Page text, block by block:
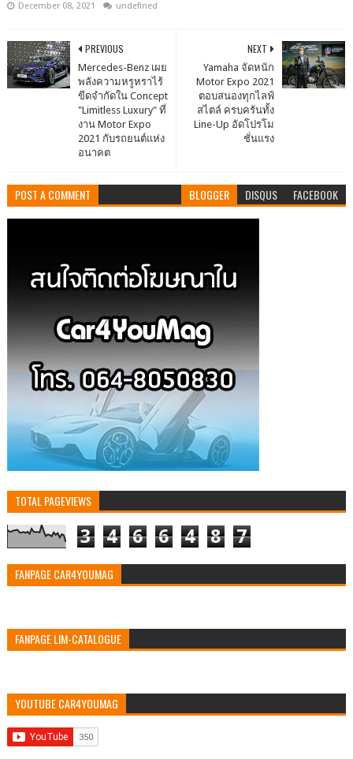
December 08, 2021 undefined
NEXT
Yamaha จัดหนัก
Motor Expo 2021
ตอบสนองทุกไลฟ์
สไตล์ ครบครันทั้ง
Line-Up อัดโปรโม
ชั่นแรง
PREVIOUS
Mercedes-Benz เผย
พลังความหรูหราไร้
ขีดจำกัดใน Concept
"Limitless Luxury" ที่
งาน Motor Expo
2021 กับรถยนต์แห่ง
อนาคต
POST A COMMENT BLOGGER DISQUS FACEBOOK
TOTAL PAGEVIEWS
3 4 6 6 4 8 7
FANPAGE CAR4YOUMAG
FANPAGE LIM-CATALOGUE
YOUTUBE CAR4YOUMAG